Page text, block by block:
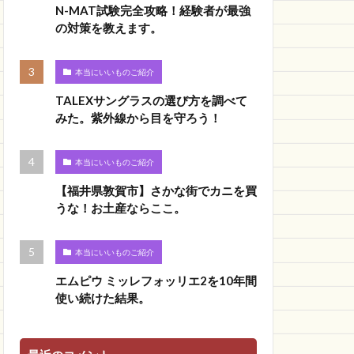
N-MAT試験完全攻略！経験者が最強
の対策を教えます。
本当にいいものご紹介
TALEXサングラスの選び方を調べて
みた。紫外線から目を守ろう！
本当にいいものご紹介
【福井県敦賀市】さかな街でカニを買
うな！お土産ならここ。
本当にいいものご紹介
エムピウ ミッレフォッリエ2を10年間
使い続けた結果。